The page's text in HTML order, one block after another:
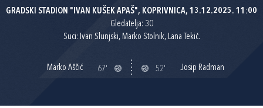
GRADSKI STADION "IVAN KUŠEK APAŠ", KOPRIVNICA, 13.12.2025. 11:00
Gledatelja: 30
Suci: Ivan Slunjski, Marko Stolnik, Lana Tekić.
Marko Aščić 67' 52' Josip Radman